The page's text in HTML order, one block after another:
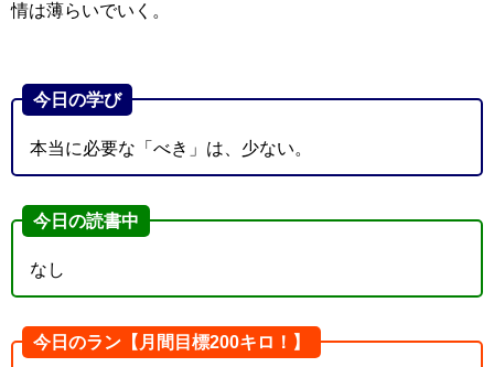
情は薄らいでいく。
今日の学び
本当に必要な「べき」は、少ない。
今日の読書中
なし
今日のラン【月間目標200キロ！】